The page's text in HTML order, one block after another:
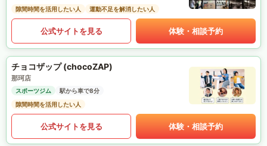
隙間時間を活用したい人
運動不足を解消したい人
公式サイトを見る 体験・相談予約
チョコザップ (chocoZAP)
那珂店
スポーツジム
駅から車で8分
隙間時間を活用したい人
公式サイトを見る 体験・相談予約